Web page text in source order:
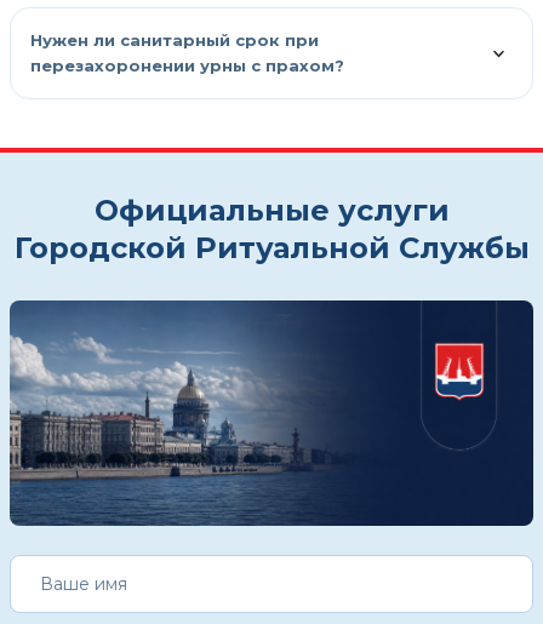
Нужен ли санитарный срок при
перезахоронении урны с прахом?
Официальные услуги
Городской Ритуальной Службы